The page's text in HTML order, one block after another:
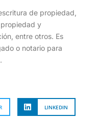
de propiedad,
y
entre otros. Es
o notario para
LINKEDIN